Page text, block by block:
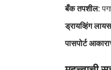
बँक तपशील:
ड्रायव्हिंग
पासपोर्ट